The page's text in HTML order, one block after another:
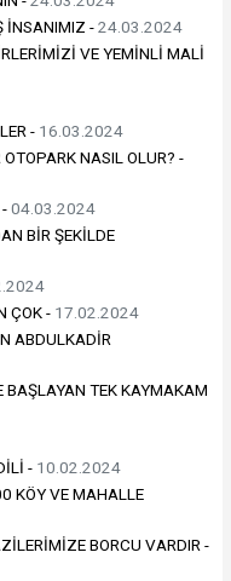
İNSANIMIZ -24.03.2024
VE YEMİNLİ MALİ
- 16.03.2024
NASIL OLUR? -
04.03.2024
BİR ŞEKİLDE
ÇOK - 17.02.2024
ABDULKADİR
BAŞLAYAN TEK KAYMAKAM
- 10.02.2024
KÖY VE MAHALLE
BORCU VARDIR -